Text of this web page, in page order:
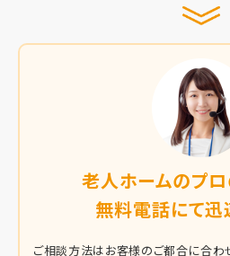
老人ホームのプ
無料電話にて迅
ご相談方法はお客様のご都合に合わ